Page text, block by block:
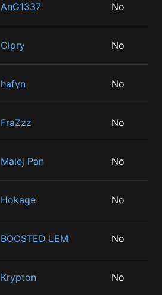
AnG1337 No
Cipry No
hafyn No
FraZzz No
Malej Pan No
Hokage No
BOOSTED LEM No
Krypton No